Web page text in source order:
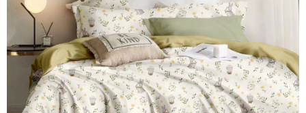
1.分期款項不併入電信帳單，「大哥付你分期」於每月結算日後寄送繳費提
醒簡訊。
2.透過簡訊連結打開帳單後，可選擇「超商條碼／台灣大直營門市／銀行轉
帳／街口支付／iPASS MONEY」等通路繳費。
【注意事項】
1.本服務係由「台灣大哥大股份有限公司」（以下簡稱本公司）所提供，讓
用戶於交易時，得透過本服務購買商品或服務，並由商店將買賣／分期付款
買賣價金債權讓與本公司後，依約使用本公司帳單繳交帳款。
【「AFTEE先享後付」結帳流程】
１．於結帳方式選擇「AFTEE先享後付」後，將跳轉至「AFTEE先享後付」
結帳頁面，進行簡訊認證並確認金額後，即可完成結帳。
２．訂單成立數日內，您將收到繳費通知簡訊。
３．收到繳費通知簡訊後14天內，點擊此簡訊中的連結，可透過四大超商／
ATM／網路銀行／等多元方式進行付款，方視為交易完成。
※ 請注意：結帳手續完成當下不需立刻繳費，但若您需要取消訂單，請聯絡
購買商品的店家。未經商家同意取消之訂單仍視為有效，需透過AFTEE先享
後付繳納相關費用。
運送方式
全家取貨付款
每筆NT$60，滿NT$999(含以上)免運費
付款後全家取貨
每筆NT$60，滿NT$999(含以上)免運費